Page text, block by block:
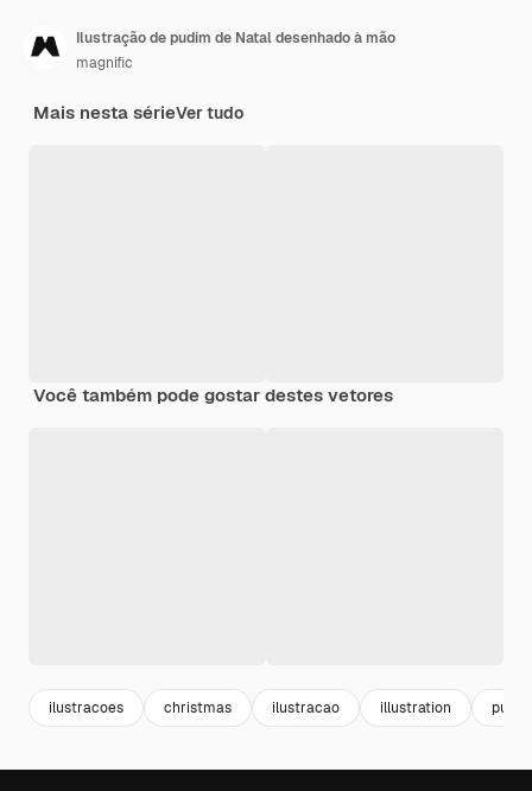
Ilustração de pudim de Natal desenhado à mão
magnific
Mais nesta sérieVer tudo
Você também pode gostar destes vetores
ilustracoes christmas ilustracao illustration pudim